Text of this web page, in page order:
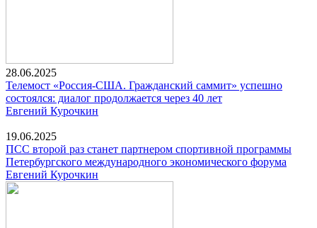
28.06.2025
Телемост «Россия-США. Гражданский саммит» успешно
состоялся: диалог продолжается через 40 лет
Евгений Курочкин
19.06.2025
ПСС второй раз станет партнером спортивной программы
Петербургского международного экономического форума
Евгений Курочкин